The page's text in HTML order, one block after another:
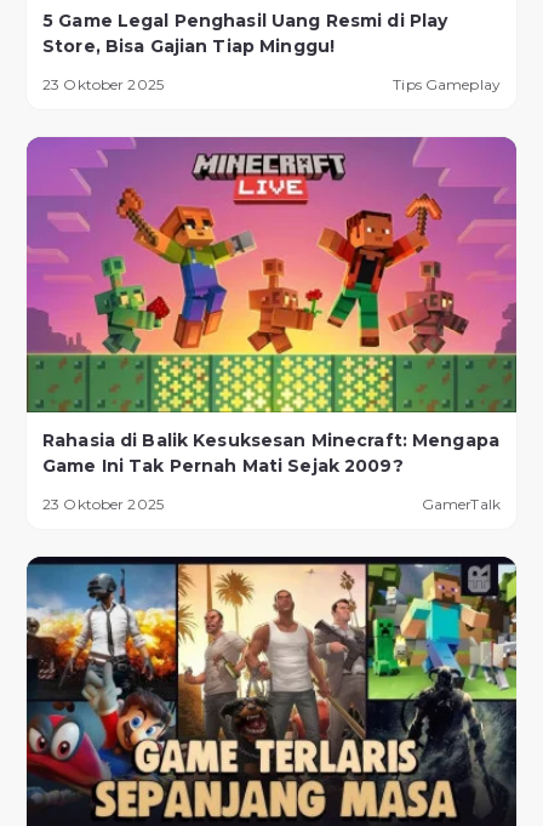
5 Game Legal Penghasil Uang Resmi di Play
Store, Bisa Gajian Tiap Minggu!
23 Oktober 2025 Tips Gameplay
Rahasia di Balik Kesuksesan Minecraft: Mengapa
Game Ini Tak Pernah Mati Sejak 2009?
23 Oktober 2025 GamerTalk